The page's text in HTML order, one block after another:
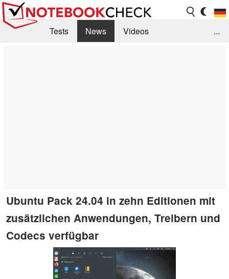
Tests News
Videos
...
Ubuntu Pack 24.04 in zehn Editionen mit
zusätzlichen Anwendungen, Treibern und
Codecs verfügbar